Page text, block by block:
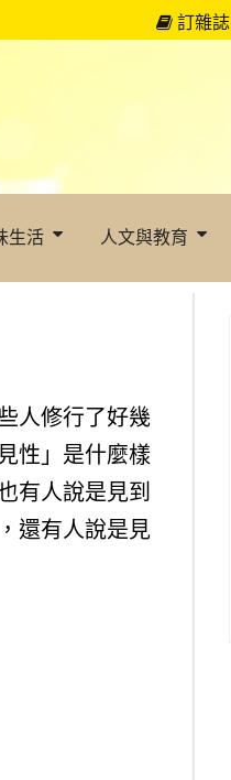
訂雜誌
生活 人文與教育
人修行了好幾
性」是什麼樣
有人說是見到
還有人說是見